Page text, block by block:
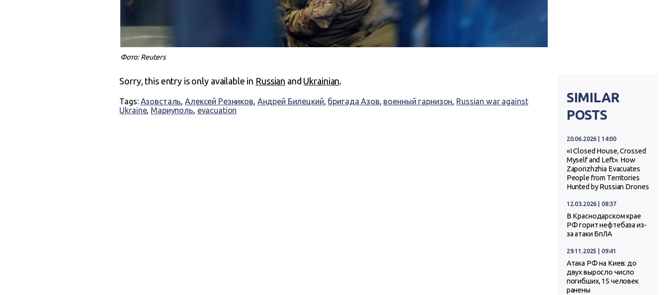
Фото: Reuters
Sorry, this entry is only available in Russian and Ukrainian.
Tags: Азовсталь,Алексей Резников, Андрей Билецкий, бригада Азов, военный гарнизон, Russian war against
Ukraine, Мариуполь, evacuation
SIMILAR
POSTS
20.06.2026 | 14:00
«I Closed House, Crossed
Myself and Left». How
Zaporizhzhia Evacuates
People from Territories
Hunted by Russian Drones
12.03.2026 | 08:37
В Краснодарском крае
РФ горит нефтебаза из-
за атаки БпЛА
29.11.2025 | 09:41
Атака РФ на Киев: до
двух выросло число
погибших, 15 человек
ранены